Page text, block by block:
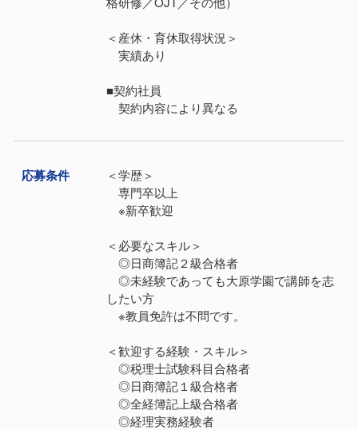
＜産休・育休取得状況＞
実績あり
■契約社員
契約内容により異なる
応募条件
＜学歴＞
専門卒以上
※新卒歓迎
＜必要なスキル＞
◎日商簿記２級合格者
◎未経験であっても大原学園で講師を志
したい方
※教員免許は不問です。
＜歓迎する経験・スキル＞
◎税理士試験科目合格者
◎日商簿記１級合格者
◎全経簿記上級合格者
◎経理実務経験者